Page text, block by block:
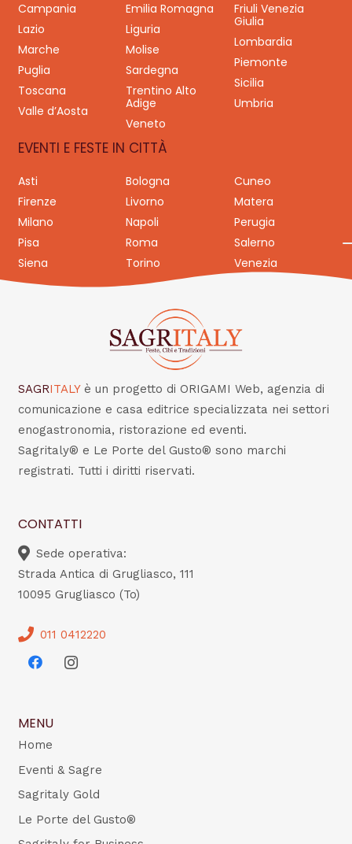
Campania
Emilia Romagna
Friuli Venezia
Giulia
Lazio
Liguria
Lombardia
Marche
Molise
Piemonte
Puglia
Sardegna
Sicilia
Toscana
Trentino Alto
Adige
Umbria
Valle d’Aosta
Veneto
EVENTI E FESTE IN CITTÀ
Asti Bologna
Cuneo
Firenze
Livorno
Matera
Milano
Napoli
Perugia
Pisa
Roma
Salerno
Siena
Torino Venezia
SAGRITALY è un progetto di ORIGAMI Web, agenzia di
comunicazione e casa editrice specializzata nei settori
enogastronomia, ristorazione ed eventi.
Sagritaly® e Le Porte del Gusto® sono marchi
registrati. Tutti i diritti riservati.
CONTATTI
Sede operativa:
Strada Antica di Grugliasco, 111
10095 Grugliasco (To)
011 0412220
MENU
Home
Eventi & Sagre
Sagritaly Gold
Le Porte del Gusto®